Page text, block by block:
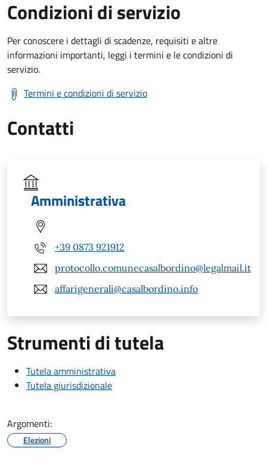
Condizioni di servizio
Per conoscere i dettagli di scadenze, requisiti e altre
informazioni importanti, leggi i termini e le condizioni di
servizio.
Termini e condizioni di servizio
Contatti
Amministrativa
+39 0873 921912
protocollo.comunecasalbordino@legalmail.it
affarigenerali@casalbordino.info
Strumenti di tutela
Tutela amministrativa
Tutela giurisdizionale
Argomenti:
Elezioni